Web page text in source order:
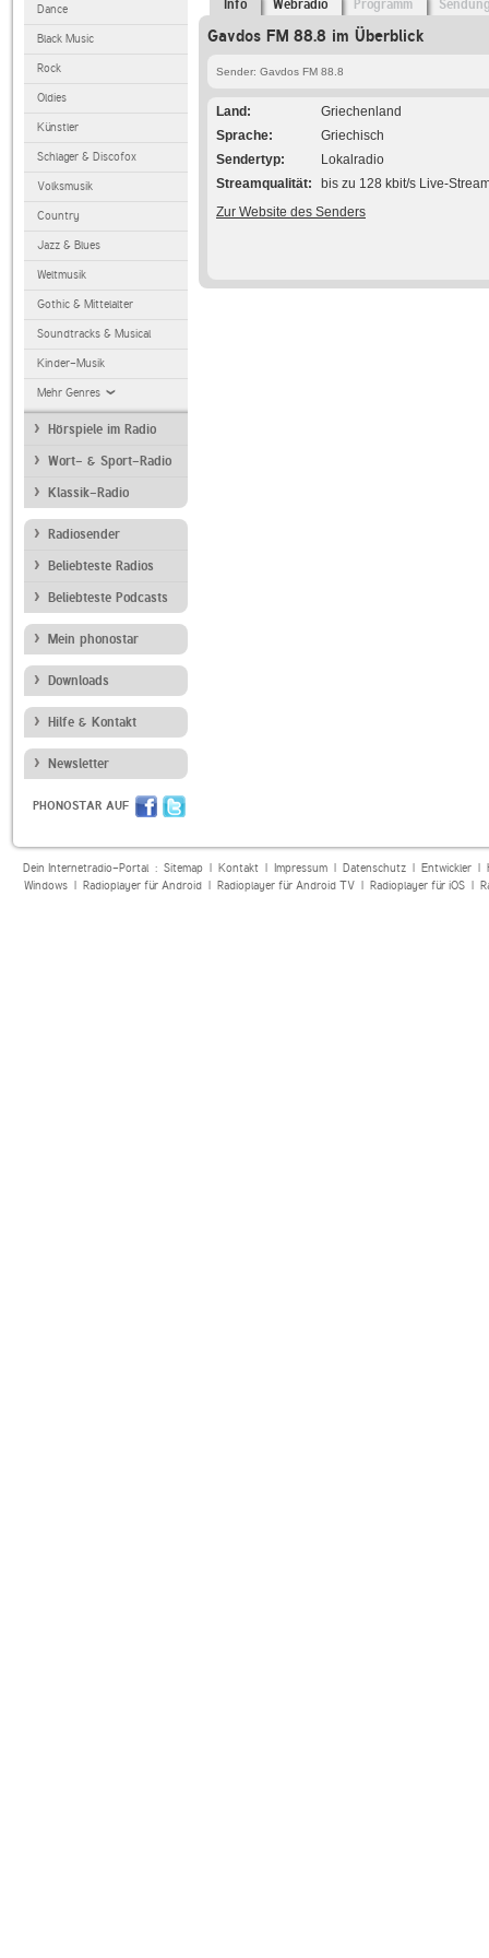
Dance
Black Music
Rock
Oldies
Künstler
Schlager & Discofox
Volksmusik
Country
Jazz & Blues
Weltmusik
Gothic & Mittelalter
Soundtracks & Musical
Kinder-Musik
Mehr Genres
Hörspiele im Radio
Wort- & Sport-Radio
Klassik-Radio
Radiosender
Beliebteste Radios
Beliebteste Podcasts
Mein phonostar
Downloads
Hilfe & Kontakt
Newsletter
PHONOSTAR AUF
Info Webradio Programm
Gavdos FM 88.8 im Überblick
Sender: Gavdos FM 88.8
Land
Griechenland
Sprache
Griechisch
Sendertyp
Lokalradio
Streamqualität
bis zu 128 kbit/s Live-
Zur Website des Senders
Dein Internetradio-Portal : Sitemap| Kontakt| Impressum| Datenschutz| Entwickler|
Windows| Radioplayer für Android| Radioplayer für Android TV| Radioplayer für iOS|